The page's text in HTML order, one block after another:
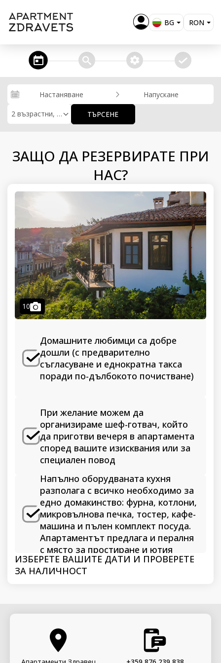
BG
RON
USD
RUB
KZT
steps_calendar search extra_services confirm
Настаняване Напускане
2 възрастни, 0 деца ТЪРСЕНЕ
ЗАЩО ДА РЕЗЕРВИРАТЕ ПРИ
НАС?
10camera
Домашните любимци са добре
дошли (с предварително
съгласуване и еднократна такса
поради по-дълбокото почистване)
При желание можем да
организираме шеф-готвач, който
да приготви вечеря в апартамента
според вашите изисквания или за
специален повод
Напълно оборудваната кухня
разполага с всичко необходимо за
едно домакинство: фурна, котлони,
микровълнова печка, тостер, кафе-
машина и пълен комплект посуда.
Апартаментът предлага и пералня
с място за простиране и ютия
ИЗБЕРЕТЕ ВАШИТЕ ДАТИ И ПРОВЕРЕТЕ
ЗА НАЛИЧНОСТ